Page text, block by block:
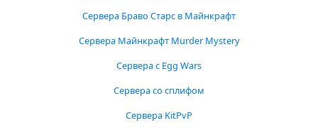
Сервера Браво Старс в Майнкрафт
Сервера Майнкрафт Murder Mystery
Сервера с Egg Wars
Сервера со сплифом
Сервера KitPvP